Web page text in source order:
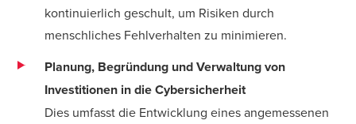
kontinuierlich geschult, um Risiken durch
menschliches Fehlverhalten zu minimieren.
Planung, Begründung und Verwaltung von
Investitionen in die Cybersicherheit
Dies umfasst die Entwicklung eines angemessenen